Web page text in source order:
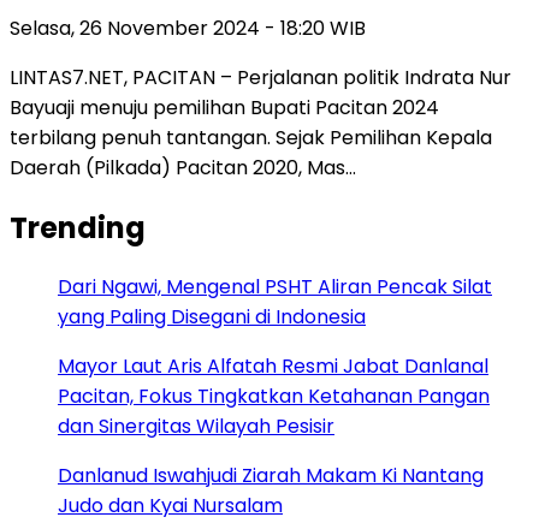
Selasa, 26 November 2024 - 18:20 WIB
LINTAS7.NET, PACITAN – Perjalanan politik Indrata Nur
Bayuaji menuju pemilihan Bupati Pacitan 2024
terbilang penuh tantangan. Sejak Pemilihan Kepala
Daerah (Pilkada) Pacitan 2020, Mas…
Trending
Dari Ngawi, Mengenal PSHT Aliran Pencak Silat
yang Paling Disegani di Indonesia
Mayor Laut Aris Alfatah Resmi Jabat Danlanal
Pacitan, Fokus Tingkatkan Ketahanan Pangan
dan Sinergitas Wilayah Pesisir
Danlanud Iswahjudi Ziarah Makam Ki Nantang
Judo dan Kyai Nursalam